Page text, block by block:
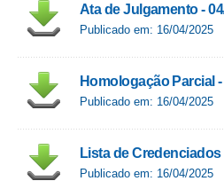
Ata de Julgamento -
Publicado em: 16/04/2025
Homologação Parcial -
Publicado em: 16/04/2025
Lista de Credenciados
Publicado em: 16/04/2025